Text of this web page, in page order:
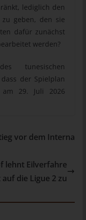
lediglich den
geben, den sie
dafür zunächst
werden?
tunesischen
der Spielplan
am 29. Juli 2026
vor dem Interna
lehnt Eilverfahre
die Ligue 2 zu
des
befugt sind, die
freiwillig für den
Erklärung oder
Handlung, mit der
sie mit der
die
Grundverordnung,
Union
Bestimmungen mit